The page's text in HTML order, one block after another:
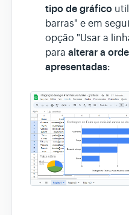
tipo de gráfico
barras" e em
opção "Usar a
para alterar a
apresentadas: